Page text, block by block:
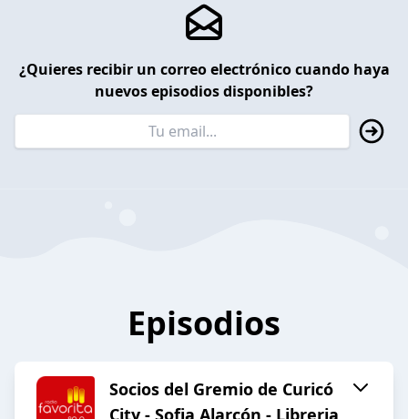
¿Quieres recibir un correo electrónico cuando haya
nuevos episodios disponibles?
Episodios
Socios del Gremio de Curicó
City - Sofia Alarcón - Libreria